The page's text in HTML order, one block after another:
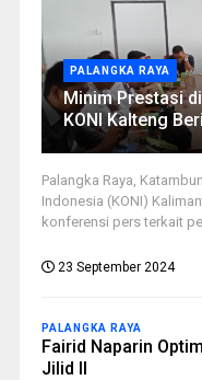
PALANGKA RAYA
Minim Prestasi
KONI Kalteng
Palangka Raya,
Indonesia (KONI)
konferensi pers terkait
23 September 2024
PALANGKA RAYA
Fairid Naparin
Jilid II